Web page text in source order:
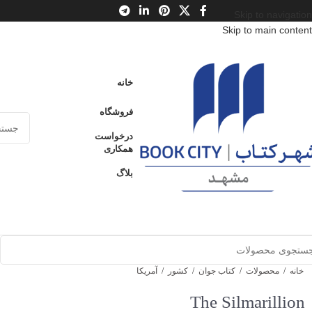
Skip to main content
خانه
فروشگاه
درخواست
همکاری
بلاگ
خانه / محصولات / کتاب جوان / کشور / آمریکا
The Silmarillion